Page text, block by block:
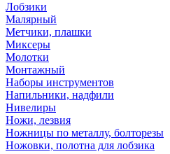
Лобзики
Малярный
Метчики, плашки
Миксеры
Молотки
Монтажный
Наборы инструментов
Напильники, надфили
Нивелиры
Ножи, лезвия
Ножницы по металлу, болторезы
Ножовки, полотна для лобзика